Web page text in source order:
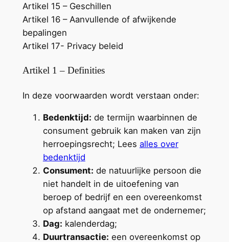
Artikel 15 – Geschillen
Artikel 16 – Aanvullende of afwijkende
bepalingen
Artikel 17- Privacy beleid
Artikel 1 – Definities
In deze voorwaarden wordt verstaan onder:
Bedenktijd: de termijn waarbinnen de
consument gebruik kan maken van zijn
herroepingsrecht; Lees alles over
bedenktijd
Consument: de natuurlijke persoon die
niet handelt in de uitoefening van
beroep of bedrijf en een overeenkomst
op afstand aangaat met de ondernemer;
Dag: kalenderdag;
Duurtransactie: een overeenkomst op